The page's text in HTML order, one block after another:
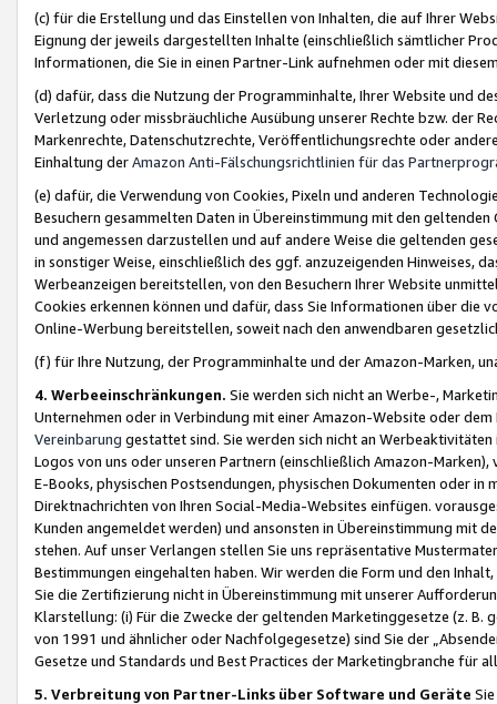
(c) für die Erstellung und das Einstellen von Inhalten, die auf Ihrer
Eignung der jeweils dargestellten Inhalte (einschließlich sämtlicher
Informationen, die Sie in einen Partner-Link aufnehmen oder mit
(d) dafür, dass die Nutzung der Programminhalte, Ihrer Website und
Verletzung oder missbräuchliche Ausübung unserer Rechte bzw. der
Markenrechte, Datenschutzrechte, Veröffentlichungsrechte oder
Einhaltung derAmazon Anti-Fälschungsrichtlinien für das
(e) dafür, die Verwendung von Cookies, Pixeln und anderen
Besuchern gesammelten Daten in Übereinstimmung mit den
und angemessen darzustellen und auf andere Weise die geltenden
in sonstiger Weise, einschließlich des ggf. anzuzeigenden Hinweises,
Werbeanzeigen bereitstellen, von den Besuchern Ihrer Website
Cookies erkennen können und dafür, dass Sie Informationen über die
Online-Werbung bereitstellen, soweit nach den anwendbaren
(f) für Ihre Nutzung, der Programminhalte und der Amazon-Marken,
4. Werbeeinschränkungen. Sie werden sich nicht an Werbe-,
Unternehmen oder in Verbindung mit einer Amazon-Website oder
Vereinbarung gestattet sind. Sie werden sich nicht an
Logos von uns oder unseren Partnern (einschließlich Amazon-
E-Books, physischen Postsendungen, physischen Dokumenten oder in
Direktnachrichten von Ihren Social-Media-Websites einfügen.
Kunden angemeldet werden) und ansonsten in Übereinstimmung mit
stehen. Auf unser Verlangen stellen Sie uns repräsentative
Bestimmungen eingehalten haben. Wir werden die Form und den
Sie die Zertifizierung nicht in Übereinstimmung mit unserer
Klarstellung: (i) Für die Zwecke der geltenden Marketinggesetze (z. B.
von 1991 und ähnlicher oder Nachfolgegesetze) sind Sie der
Gesetze und Standards und Best Practices der Marketingbranche für
5. Verbreitung von Partner-Links über Software und Geräte